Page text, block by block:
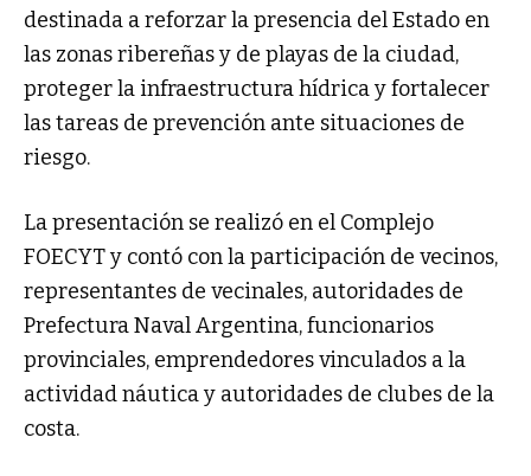
destinada a reforzar la presencia del Estado en
las zonas ribereñas y de playas de la ciudad,
proteger la infraestructura hídrica y fortalecer
las tareas de prevención ante situaciones de
riesgo.
La presentación se realizó en el Complejo
FOECYT y contó con la participación de vecinos,
representantes de vecinales, autoridades de
Prefectura Naval Argentina, funcionarios
provinciales, emprendedores vinculados a la
actividad náutica y autoridades de clubes de la
costa.